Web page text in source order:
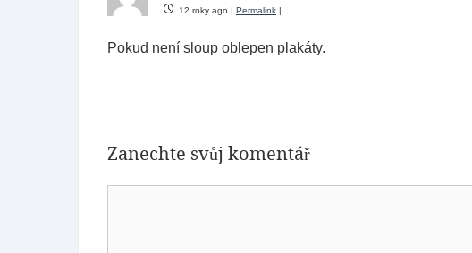
12 roky ago | Permalink |
Pokud není sloup oblepen plakáty.
Zanechte svůj komentář